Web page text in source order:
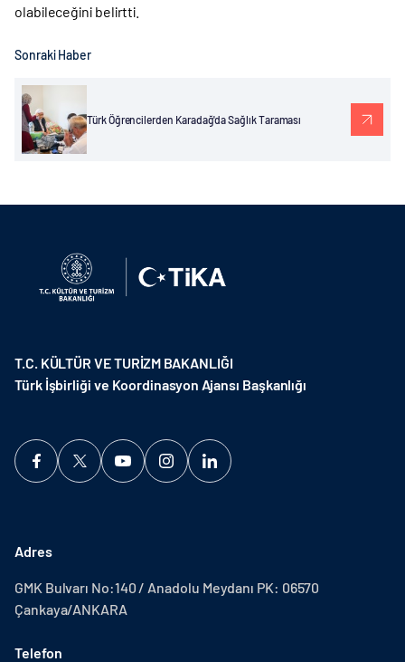
olabileceğini belirtti.
Sonraki Haber
Türk Öğrencilerden Karadağ'da Sağlık Taraması
T.C. KÜLTÜR VE TURİZM BAKANLIĞI
Türk İşbirliği ve Koordinasyon Ajansı Başkanlığı
Adres
GMK Bulvarı No:140 / Anadolu Meydanı PK: 06570
Çankaya/ANKARA
Telefon